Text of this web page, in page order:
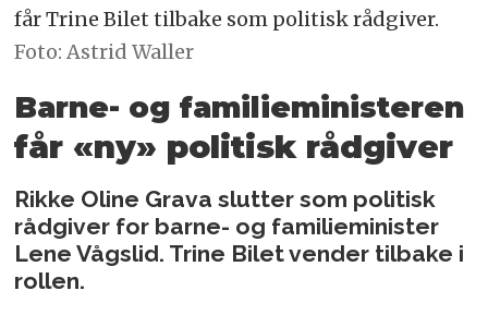
får Trine Bilet tilbake som politisk rådgiver.
Foto: Astrid Waller
Barne- og familieministeren
får «ny» politisk rådgiver
Rikke Oline Grava slutter som politisk
rådgiver for barne- og familieminister
Lene Vågslid. Trine Bilet vender tilbake i
rollen.